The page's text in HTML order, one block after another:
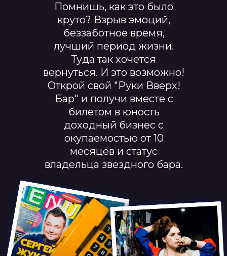
Помнишь, как это было
круто? Взрыв эмоций,
беззаботное время,
лучший период жизни.
Туда так хочется
вернуться. И это возможно!
Открой свой "Руки Вверх!
Бар" и получи вместе с
билетом в юность
доходный бизнес с
окупаемостью от 10
месяцев и статус
владельца звездного бара.